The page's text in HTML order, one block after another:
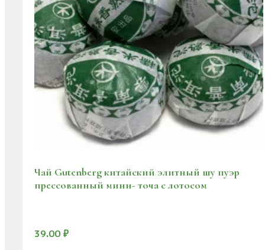
Чай Gutenberg китайский элитный шу пуэр
прессованный мини- точа с лотосом
39.00 ₽